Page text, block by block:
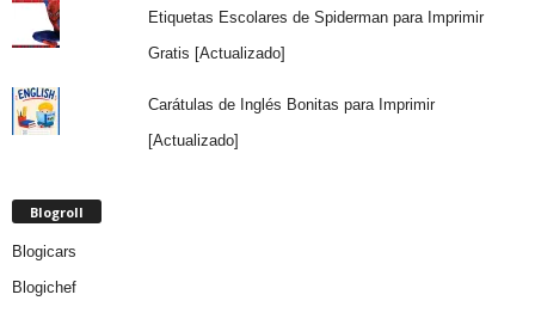
Etiquetas Escolares de Spiderman para Imprimir
Gratis [Actualizado]
Carátulas de Inglés Bonitas para Imprimir
[Actualizado]
Blogroll
Blogicars
Blogichef